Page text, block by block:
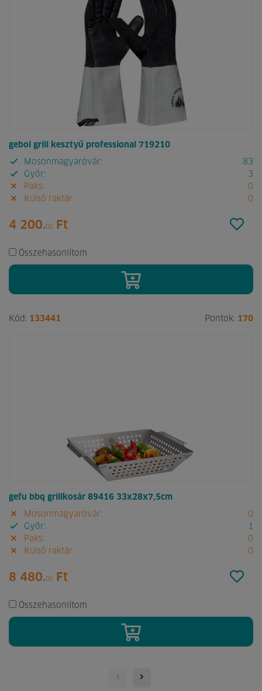
gebol grill kesztyű professional 719210
Mosonmagyaróvár:
83
Győr:
3
Paks:
0
Külső raktár:
0
4 200.00 Ft
Összehasonlítom
Kód: 133441 Pontok: 170
gefu bbq grillkosár 89416 33x28x7,5cm
Mosonmagyaróvár:
0
Győr:
1
Paks:
0
Külső raktár:
0
8 480.00 Ft
Összehasonlítom